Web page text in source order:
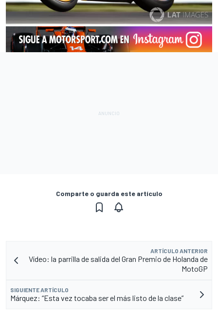
Comparte o guarda este artículo
ARTÍCULO ANTERIOR
Vídeo: la parrilla de salida del Gran Premio de Holanda de
MotoGP
SIGUIENTE ARTÍCULO
Márquez: “Esta vez tocaba ser el más listo de la clase”